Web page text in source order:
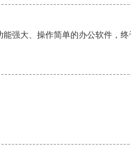
强大、操作简单的办公软件，